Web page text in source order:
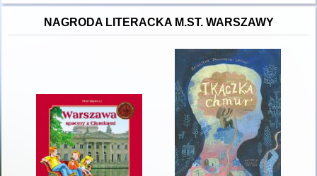
NAGRODA LITERACKA M.ST. WARSZAWY